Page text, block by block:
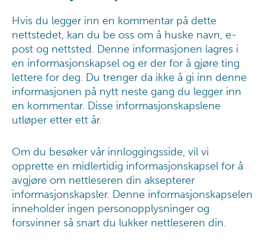
Hvis du legger inn en kommentar på dette
nettstedet, kan du be oss om å huske navn, e-
post og nettsted. Denne informasjonen lagres i
en informasjonskapsel og er der for å gjøre ting
lettere for deg. Du trenger da ikke å gi inn denne
informasjonen på nytt neste gang du legger inn
en kommentar. Disse informasjonskapslene
utløper etter ett år.
Om du besøker vår innloggingsside, vil vi
opprette en midlertidig informasjonskapsel for å
avgjøre om nettleseren din aksepterer
informasjonskapsler. Denne informasjonskapselen
inneholder ingen personopplysninger og
forsvinner så snart du lukker nettleseren din.